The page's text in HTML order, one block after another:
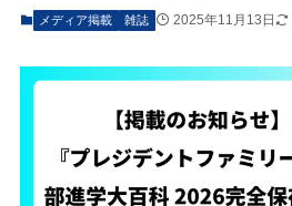
メディア掲載 雑誌 2025年11月13日